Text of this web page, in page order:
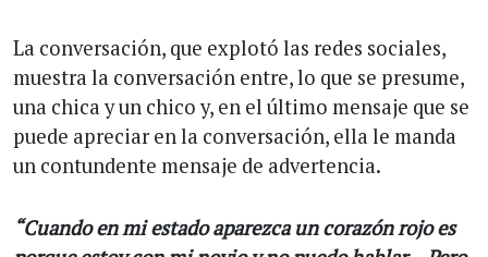
La conversación, que explotó las redes sociales,
muestra la conversación entre, lo que se presume,
una chica y un chico y, en el último mensaje que se
puede apreciar en la conversación, ella le manda
un contundente mensaje de advertencia.
“Cuando en mi estado aparezca un corazón rojo es